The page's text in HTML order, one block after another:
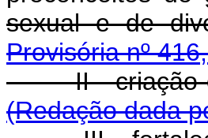
sexual e de
Provisória nº
II - criação e
(Redação dada